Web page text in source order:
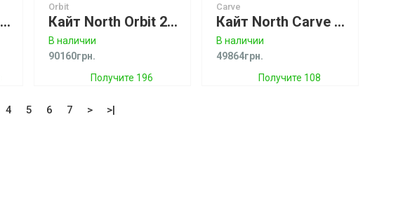
Кайт CORE Nexus Б/У
Orbit
Кайт North Orbit 2022
В наличии
90160грн.
Получите 196
Carve
Кайт North Carve 2021 (под заказ -20%)
В наличии
49864грн.
Получите 108
4 5 6 7 > >|